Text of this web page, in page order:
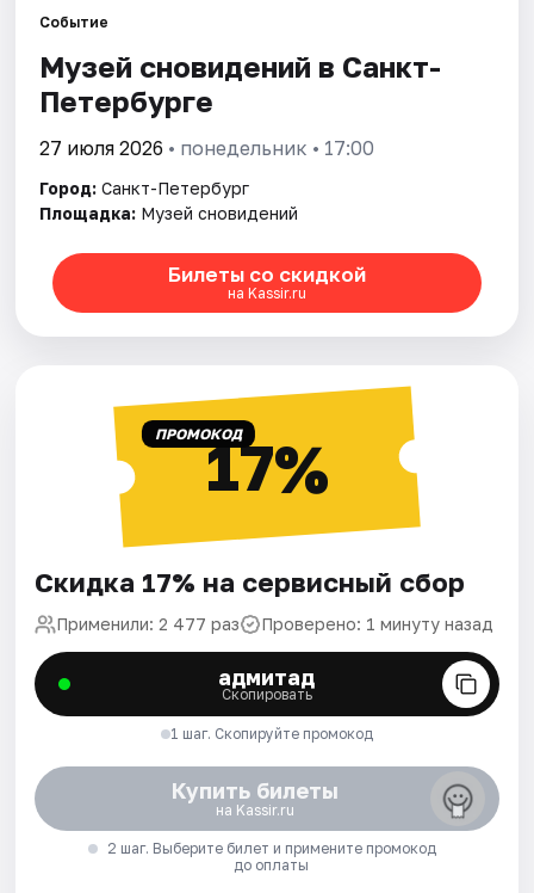
Города
Площадки
Рейтинги
Событие
Музей сновидений в Санкт-
Петербурге
27 июля 2026 • понедельник • 17:00
Город: Санкт-Петербург
Площадка: Музей сновидений
Билеты со скидкой
на Kassir.ru
ПРОМОКОД17%
Скидка 17% на сервисный сбор
Применили: 2 477 раз Проверено: 1 минуту назад
адмитад
Скопировать
1 шаг. Скопируйте промокод
Купить билеты
на Kassir.ru
2 шаг. Выберите билет и примените промокод
до оплаты